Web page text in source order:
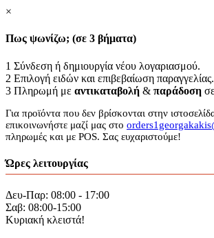
×
Πως ψωνίζω; (σε 3 βήματα)
1 Σύνδεση ή δημιουργία νέου λογαριασμού.
2 Επιλογή ειδών και επιβεβαίωση παραγγελίας.
3 Πληρωμή με αντικαταβολή & παράδοση
Για προϊόντα που δεν βρίσκονται στην
επικοινωνήστε μαζί μας στο
πληρωμές και με POS. Σας ευχαριστούμε!
Ώρες λειτουργίας
Δευ-Παρ: 08:00 - 17:00
Σαβ: 08:00-15:00
Κυριακή κλειστά!